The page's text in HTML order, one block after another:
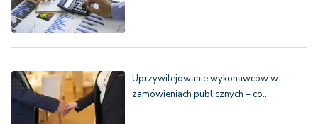
Uprzywilejowanie wykonawców w
zamówieniach publicznych – co…